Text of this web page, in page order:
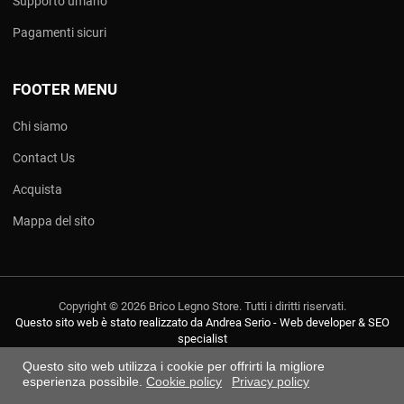
Questo sito web utilizza i cookie per offrirti la migliore
esperienza possibile. Cookie policy Privacy policy
Pagamenti sicuri
FOOTER MENU
Chi siamo
Contact Us
Acquista
Mappa del sito
Copyright © 2026 Brico Legno Store. Tutti i diritti riservati.
Questo sito web è stato realizzato da Andrea Serio - Web developer & SEO
specialist